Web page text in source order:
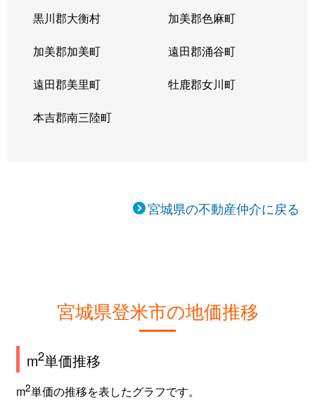
黒川郡大衡村 加美郡色麻町
加美郡加美町 遠田郡涌谷町
遠田郡美里町 牡鹿郡女川町
本吉郡南三陸町
宮城県の不動産仲介に戻る
宮城県登米市の地価推移
m2単価推移
m2単価の推移を表したグラフです。